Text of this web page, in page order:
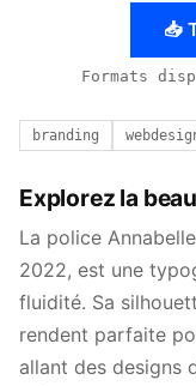
📥
Formats
branding
Explorez la
La police
2022, est une
fluidité. Sa
rendent parfaite
allant des designs